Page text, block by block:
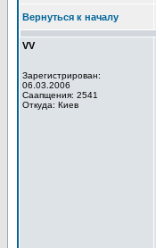
Вернуться к началу
VV
Зарегистрирован:
06.03.2006
Саапщения: 2541
Откуда: Киев